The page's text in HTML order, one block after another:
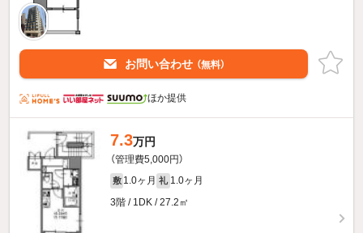
お問い合わせ （無料）
ほか提供
7.3万円
（管理費5,000円）
敷 1.0ヶ月 礼 1.0ヶ月
3階 / 1DK / 27.2㎡